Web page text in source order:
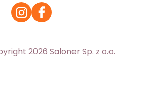
2026 Saloner Sp. z o.o.